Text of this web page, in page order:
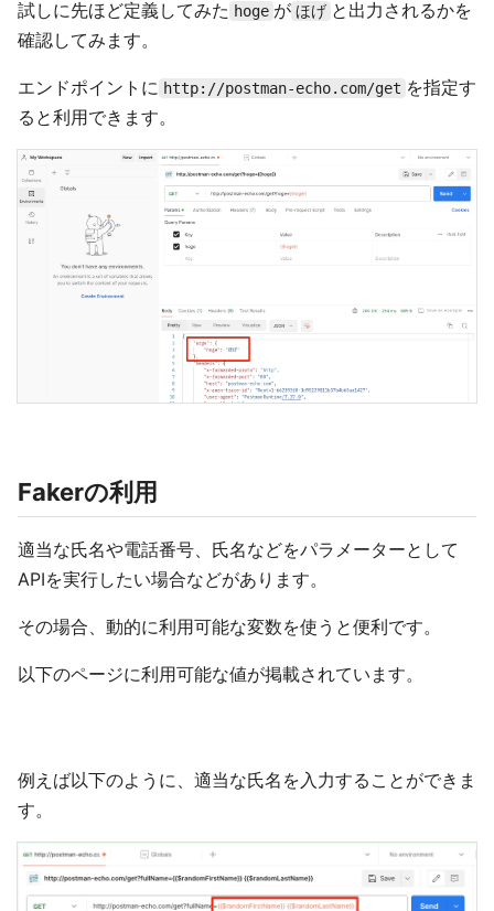
試しに先ほど定義してみた hoge が ほげ と出力されるかを
確認してみます。
エンドポイントに http://postman-echo.com/get を指定す
ると利用できます。
Fakerの利用
適当な氏名や電話番号、氏名などをパラメーターとして
APIを実行したい場合などがあります。
その場合、動的に利用可能な変数を使うと便利です。
以下のページに利用可能な値が掲載されています。
例えば以下のように、適当な氏名を入力することができま
す。